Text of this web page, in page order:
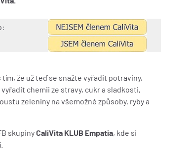
že už teď se snažte vyřadit potraviny,
vyřadit chemii ze stravy, cukr a sladkosti,
zeleniny na všemožné způsoby, ryby a
skupinyCaliVita KLUB Empatia, kde si